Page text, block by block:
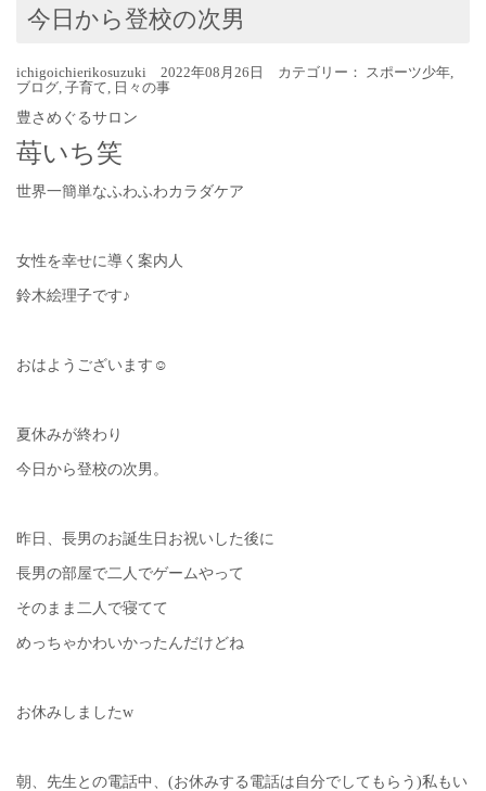
今日から登校の次男
ichigoichierikosuzuki 2022年08月26日 カテゴリー： スポーツ少年,
ブログ, 子育て, 日々の事
豊さめぐるサロン
苺いち笑
世界一簡単なふわふわカラダケア
女性を幸せに導く案内人
鈴木絵理子です♪
おはようございます☺︎
夏休みが終わり
今日から登校の次男。
昨日、長男のお誕生日お祝いした後に
長男の部屋で二人でゲームやって
そのまま二人で寝てて
めっちゃかわいかったんだけどね
お休みしましたw
朝、先生との電話中、(お休みする電話は自分でしてもらう)私もい